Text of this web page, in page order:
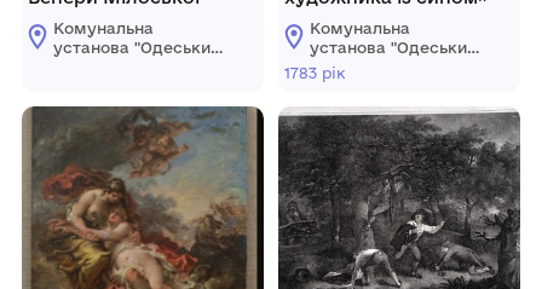
Комунальна
установа "Одеський
Комунальна
установа "Одеський
музей західного і
східного мистецтва"
1783 рік